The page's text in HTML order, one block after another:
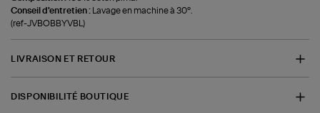
Conseil d'entretien :
Lavage en machine à 30°.
(ref-JVBOBBYVBL)
LIVRAISON ET RETOUR
DISPONIBILITÉ BOUTIQUE